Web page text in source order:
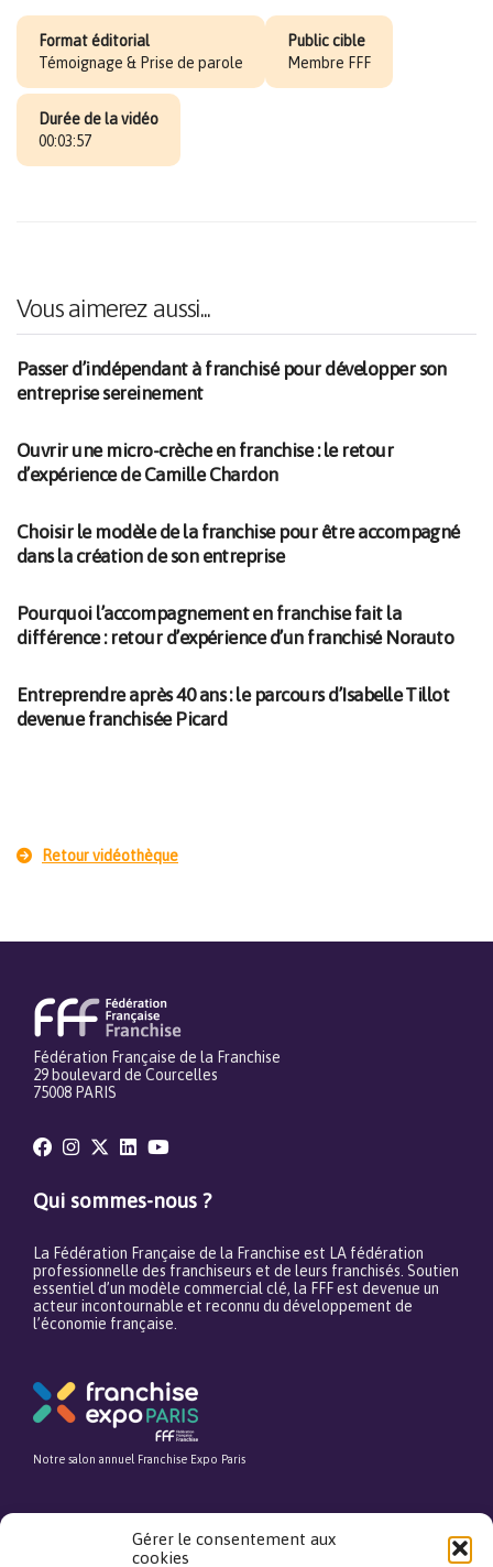
Gérer le consentement aux
cookies
Format éditorial
Témoignage & Prise de parole
Public cible
Membre FFF
Durée de la vidéo
00:03:57
Vous aimerez aussi...
Passer d’indépendant à franchisé pour développer son
entreprise sereinement
Ouvrir une micro-crèche en franchise : le retour
d’expérience de Camille Chardon
Choisir le modèle de la franchise pour être accompagné
dans la création de son entreprise
Pourquoi l’accompagnement en franchise fait la
différence : retour d’expérience d’un franchisé Norauto
Entreprendre après 40 ans : le parcours d’Isabelle Tillot
devenue franchisée Picard
Retour vidéothèque
Fédération Française de la Franchise
29 boulevard de Courcelles
75008 PARIS
Qui sommes-nous ?
La Fédération Française de la Franchise est LA fédération
professionnelle des franchiseurs et de leurs franchisés. Soutien
essentiel d’un modèle commercial clé, la FFF est devenue un
acteur incontournable et reconnu du développement de
l’économie française.
Notre salon annuel Franchise Expo Paris